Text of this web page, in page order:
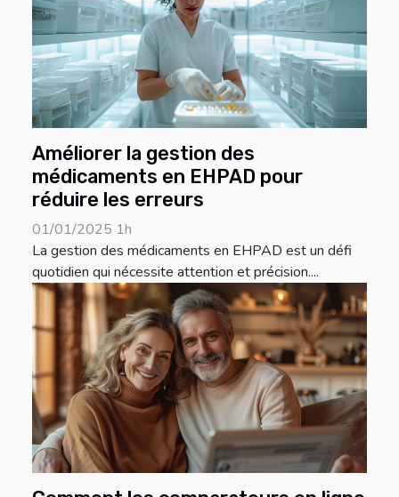
Améliorer la gestion des
médicaments en EHPAD pour
réduire les erreurs
01/01/2025 1h
La gestion des médicaments en EHPAD est un défi
quotidien qui nécessite attention et précision....